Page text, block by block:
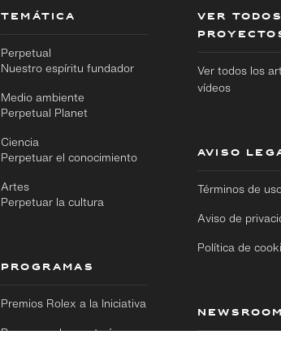
Ir
TEMÁTICA
Perpetual
Nuestro espíritu fundador
Medio ambiente
Perpetual Planet
Ciencia
Perpetuar el conocimiento
Artes
Perpetuar la cultura
PROGRAMAS
Premios Rolex a la Iniciativa
Programa de mentoría
VER
Ver todos los
vídeos
AVISO
Términos de
Aviso de
Política de
NEWSROOM